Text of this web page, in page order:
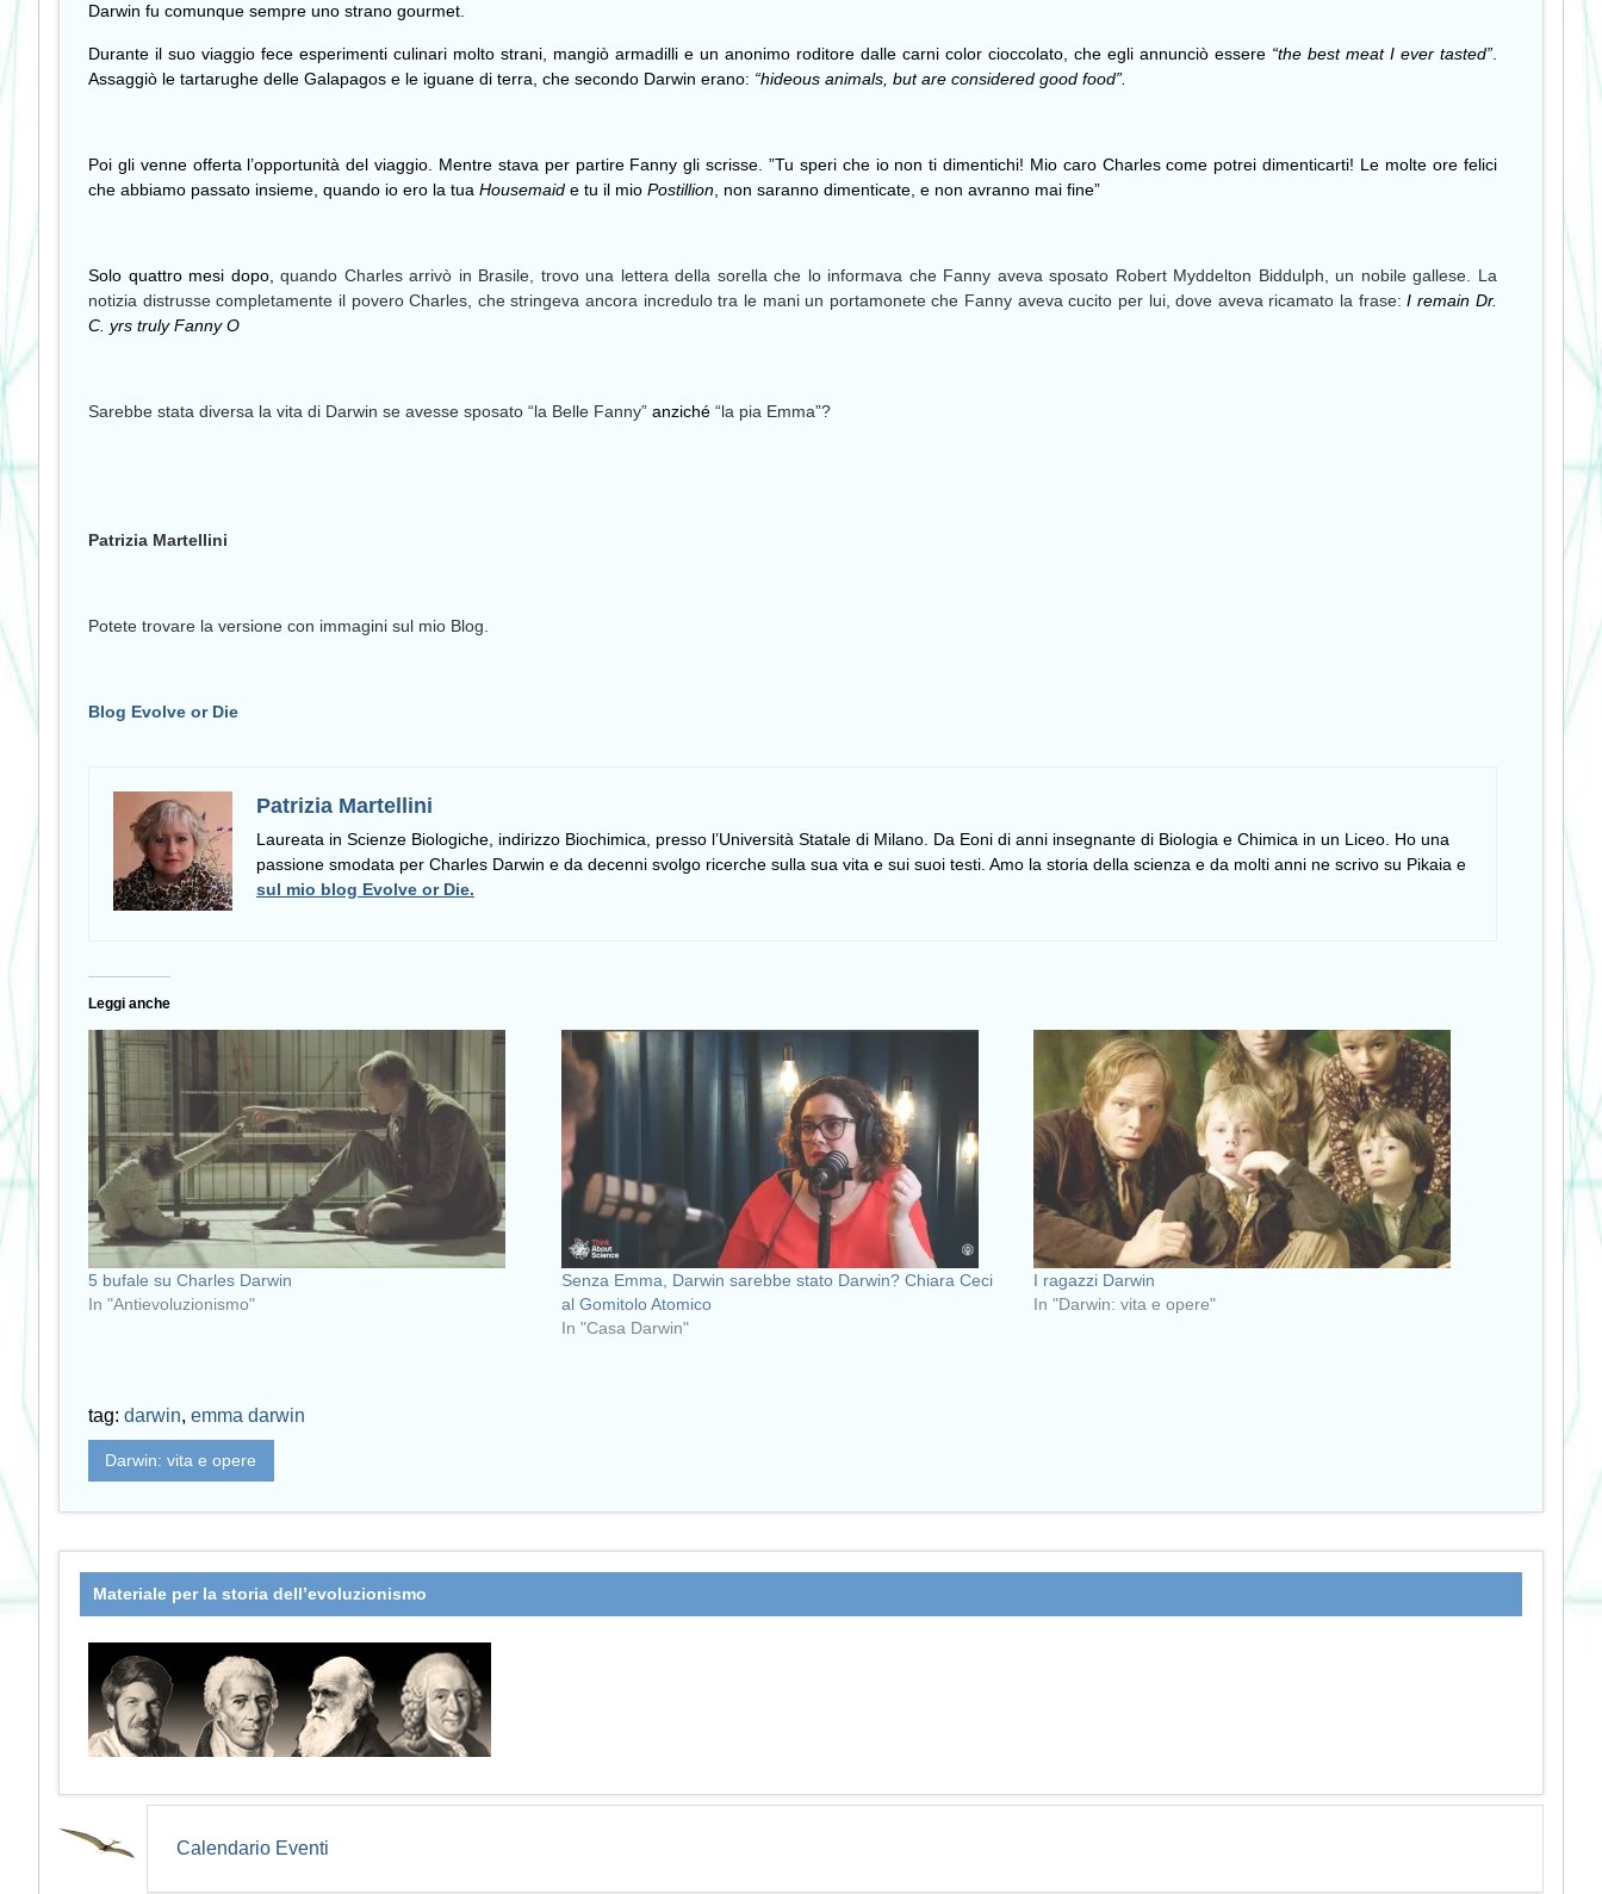
Darwin fu comunque sempre uno strano gourmet.
Durante il suo viaggio fece esperimenti culinari molto strani, mangiò armadilli e un anonimo roditore dalle carni color cioccolato, che egli annunciò essere “the best meat I ever tasted”.
Assaggiò le tartarughe delle Galapagos e le iguane di terra, che secondo Darwin erano: “hideous animals, but are considered good food”.
Poi gli venne offerta l’opportunità del viaggio. Mentre stava per partire Fanny gli scrisse. ”Tu speri che io non ti dimentichi! Mio caro Charles come potrei dimenticarti! Le molte ore felici
che abbiamo passato insieme, quando io ero la tua Housemaid e tu il mio Postillion , non saranno dimenticate, e non avranno mai fine”
Solo quattro mesi dopo,quando Charles arrivò in Brasile, trovo una lettera della sorella che lo informava che Fanny aveva sposato Robert Myddelton Biddulph, un nobile gallese. La
notizia distrusse completamente il povero Charles, che stringeva ancora incredulo tra le mani un portamonete che Fanny aveva cucito per lui, dove aveva ricamato la frase:I remain Dr.
C. yrs truly Fanny O
Sarebbe stata diversa la vita di Darwin se avesse sposato “la Belle Fanny” anziché “la pia Emma”?
Patrizia Martellini
Potete trovare la versione con immagini sul mio Blog.
Blog Evolve or Die
Patrizia Martellini
Laureata in Scienze Biologiche, indirizzo Biochimica, presso l’Università Statale di Milano. Da Eoni di anni insegnante di Biologia e Chimica in un Liceo. Ho una
passione smodata per Charles Darwin e da decenni svolgo ricerche sulla sua vita e sui suoi testi. Amo la storia della scienza e da molti anni ne scrivo su Pikaia e
sul mio blog Evolve or Die.
Leggi anche
5 bufale su Charles Darwin
In "Antievoluzionismo"
Senza Emma, Darwin sarebbe stato Darwin? Chiara Ceci
al Gomitolo Atomico
In "Casa Darwin"
I ragazzi Darwin
In "Darwin: vita e opere"
tag: darwin, emma darwin
Darwin: vita e opere
Materiale per la storia dell’evoluzionismo
Calendario Eventi